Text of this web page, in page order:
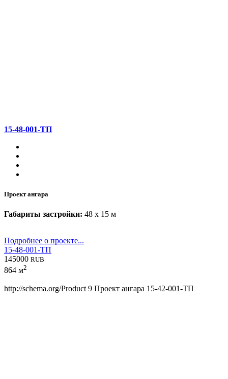
15-48-001-ТП
Проект ангара
Габариты застройки: 48 x 15 м
Подробнее о проекте...
15-48-001-ТП
145000 RUB
864 м2
http://schema.org/Product 9 Проект ангара 15-42-001-ТП